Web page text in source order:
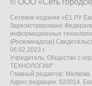
© ООО «Сеть
Сетевое издание «Е1.РУ
Зарегистрировано
информационных
(Роскомнадзор)
06.02.2023 г.
Учредитель: Общество с
ТЕХНОЛОГИИ"
Главный редактор:
Адрес редакции: 620014,